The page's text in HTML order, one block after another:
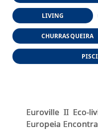
LIVING
CHURRASQUEIRA
Euroville II Eco-
Europeia